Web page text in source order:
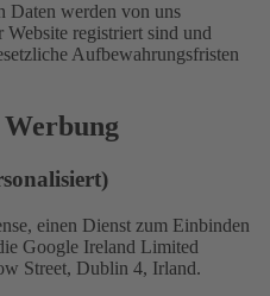
Daten werden von uns
Website registriert sind und
Aufbewahrungsfristen
Werbung
einen Dienst zum Einbinden
Google Ireland Limited
Street, Dublin 4, Irland.